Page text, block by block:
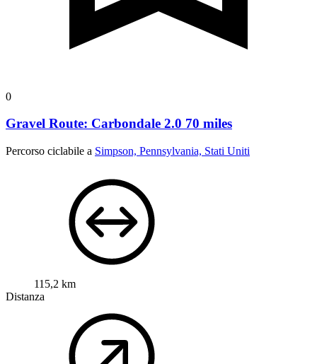
0
Gravel Route: Carbondale 2.0 70 miles
Percorso ciclabile a Simpson, Pennsylvania, Stati Uniti
115,2 km
Distanza